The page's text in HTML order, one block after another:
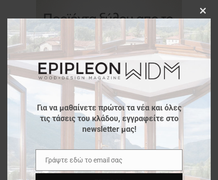
Για να μαθαίνετε πρώτοι τα νέα και όλες
τις τάσεις του κλάδου, εγγραφείτε στο
newsletter μας!
Email
Γράψτε εδώ το email σας